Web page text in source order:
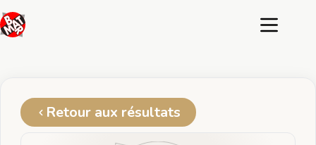
au
contenu
Retour aux résultats